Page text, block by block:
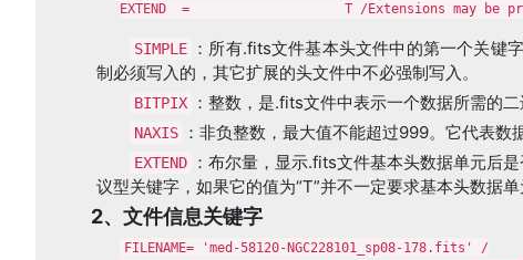
EXTEND  =                    T /Extensions may be
SIMPLE
：所有.fits文件基本头文件中的第一个关键
制必须写入的，其它扩展的头文件中不必强制写入。
BITPIX ：整数，是.fits文件中表示一个数据所需的
NAXIS ：非负整数，最大值不能超过999。它代表数
EXTEND
：布尔量，显示.fits文件基本头数据单元后
议型关键字，如果它的值为“T”并不一定要求基本头数据
2、文件信息关键字
FILENAME= 'med-58120-NGC228101_sp08-178.fits' /